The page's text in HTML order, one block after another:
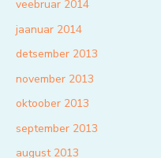
veebruar 2014
jaanuar 2014
detsember 2013
november 2013
oktoober 2013
september 2013
august 2013